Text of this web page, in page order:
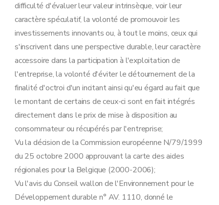
difficulté d'évaluer leur valeur intrinsèque, voir leur
caractère spéculatif, la volonté de promouvoir les
investissements innovants ou, à tout le moins, ceux qui
s'inscrivent dans une perspective durable, leur caractère
accessoire dans la participation à l'exploitation de
l'entreprise, la volonté d'éviter le détournement de la
finalité d'octroi d'un incitant ainsi qu'eu égard au fait que
le montant de certains de ceux-ci sont en fait intégrés
directement dans le prix de mise à disposition au
consommateur ou récupérés par l'entreprise;
Vu la décision de la Commission européenne N/79/1999
du 25 octobre 2000 approuvant la carte des aides
régionales pour la Belgique (2000-2006);
Vu l'avis du Conseil wallon de l'Environnement pour le
Développement durable n° AV. 1110, donné le